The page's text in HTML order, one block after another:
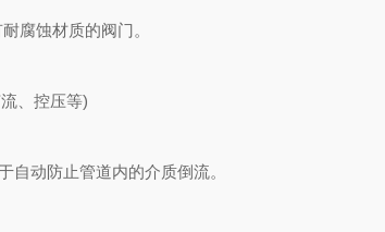
蚀材质的阀门。
、控压等)
动防止管道内的介质倒流。